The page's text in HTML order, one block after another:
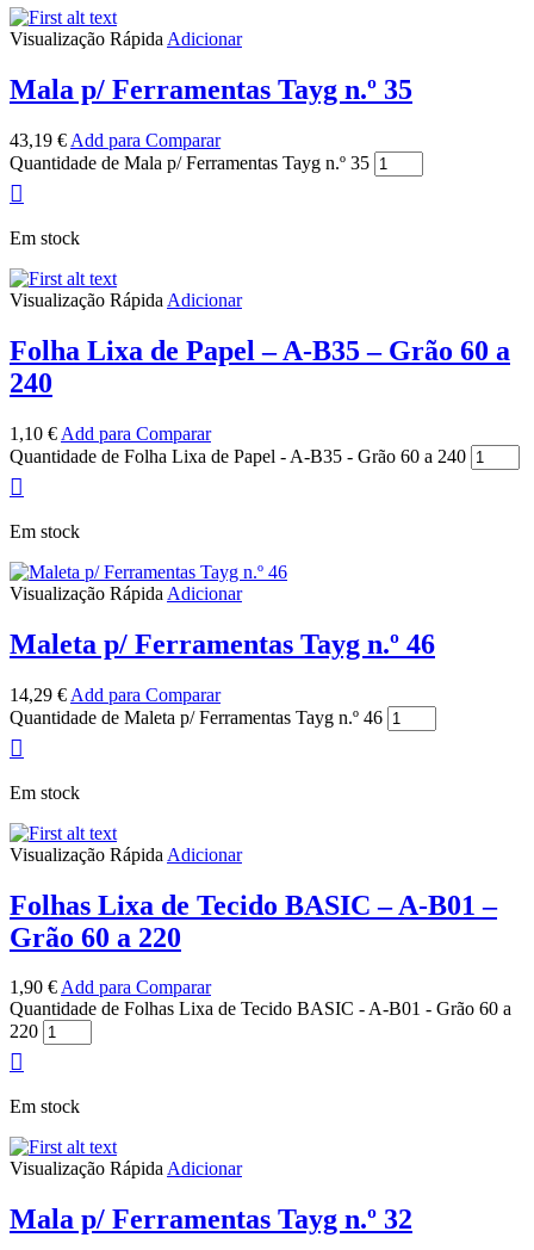
Visualização Rápida Adicionar
Mala p/ Ferramentas Tayg n.º 35
43,19 € Add para Comparar
Quantidade de Mala p/ Ferramentas Tayg n.º 35
Em stock
Visualização Rápida Adicionar
Folha Lixa de Papel – A-B35 – Grão 60 a
240
1,10 € Add para Comparar
Quantidade de Folha Lixa de Papel - A-B35 - Grão 60 a 240
Em stock
Visualização Rápida Adicionar
Maleta p/ Ferramentas Tayg n.º 46
14,29 € Add para Comparar
Quantidade de Maleta p/ Ferramentas Tayg n.º 46
Em stock
Visualização Rápida Adicionar
Folhas Lixa de Tecido BASIC – A-B01 –
Grão 60 a 220
1,90 €Add para Comparar
Quantidade de Folhas Lixa de Tecido BASIC - A-B01 - Grão 60 a
220
Em stock
Visualização RápidaAdicionar
Mala p/ Ferramentas Tayg n.º 32